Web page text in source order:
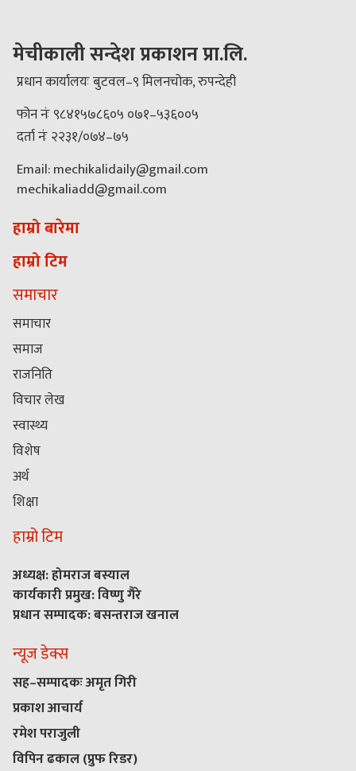
मेचीकाली सन्देश प्रकाशन प्रा.लि.
प्रधान कार्यालयः बुटवल–९ मिलनचोक, रुपन्देही
फोन नंः ९८४१५७८६०५ ०७१–५३६००५
दर्ता नंः २२३१/०७४–७५
Email: mechikalidaily@gmail.com
mechikaliadd@gmail.com
हाम्रो बारेमा
हाम्रो टिम
समाचार
समाचार
समाज
राजनिति
विचार लेख
स्वास्थ्य
विशेष
अर्थ
शिक्षा
हाम्रो टिम
अध्यक्ष: होमराज बस्याल
कार्यकारी प्रमुख: विष्णु गैरे
प्रधान सम्पादक: बसन्तराज खनाल
न्यूज डेक्स
सह–सम्पादकः अमृत गिरी
प्रकाश आचार्य
रमेश पराजुली
विपिन ढकाल (प्रुफ रिडर)